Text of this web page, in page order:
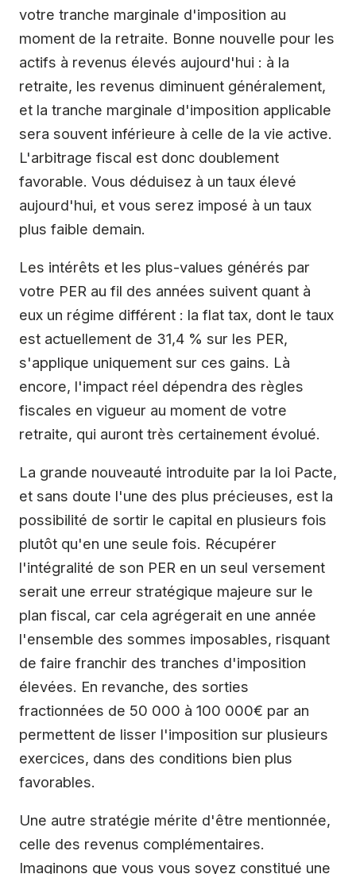
votre tranche marginale d'imposition au
moment de la retraite. Bonne nouvelle pour les
actifs à revenus élevés aujourd'hui : à la
retraite, les revenus diminuent généralement,
et la tranche marginale d'imposition applicable
sera souvent inférieure à celle de la vie active.
L'arbitrage fiscal est donc doublement
favorable. Vous déduisez à un taux élevé
aujourd'hui, et vous serez imposé à un taux
plus faible demain.
Les intérêts et les plus-values générés par
votre PER au fil des années suivent quant à
eux un régime différent : la flat tax, dont le taux
est actuellement de 31,4 % sur les PER,
s'applique uniquement sur ces gains. Là
encore, l'impact réel dépendra des règles
fiscales en vigueur au moment de votre
retraite, qui auront très certainement évolué.
La grande nouveauté introduite par la loi Pacte,
et sans doute l'une des plus précieuses, est la
possibilité de sortir le capital en plusieurs fois
plutôt qu'en une seule fois. Récupérer
l'intégralité de son PER en un seul versement
serait une erreur stratégique majeure sur le
plan fiscal, car cela agrégerait en une année
l'ensemble des sommes imposables, risquant
de faire franchir des tranches d'imposition
élevées. En revanche, des sorties
fractionnées de 50 000 à 100 000€ par an
permettent de lisser l'imposition sur plusieurs
exercices, dans des conditions bien plus
favorables.
Une autre stratégie mérite d'être mentionnée,
celle des revenus complémentaires.
Imaginons que vous vous soyez constitué une